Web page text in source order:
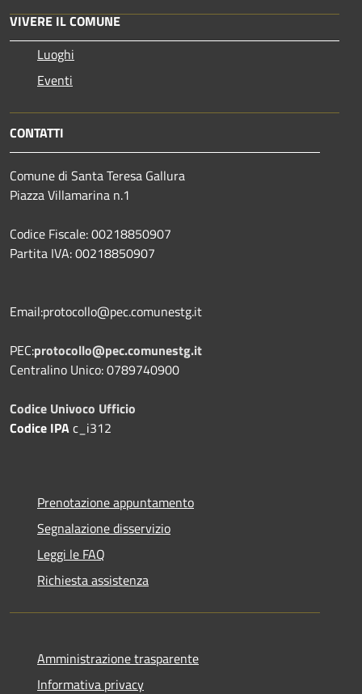
VIVERE IL COMUNE
Luoghi
Eventi
CONTATTI
Comune di Santa Teresa Gallura
Piazza Villamarina n.1
Codice Fiscale: 00218850907
Partita IVA: 00218850907
Email:protocollo@pec.comunestg.it
PEC:protocollo@pec.comunestg.it
Centralino Unico: 0789740900
Codice Univoco Ufficio
Codice IPAc_i312
Prenotazione appuntamento
Segnalazione disservizio
Leggi le FAQ
Richiesta assistenza
Amministrazione trasparente
Informativa privacy